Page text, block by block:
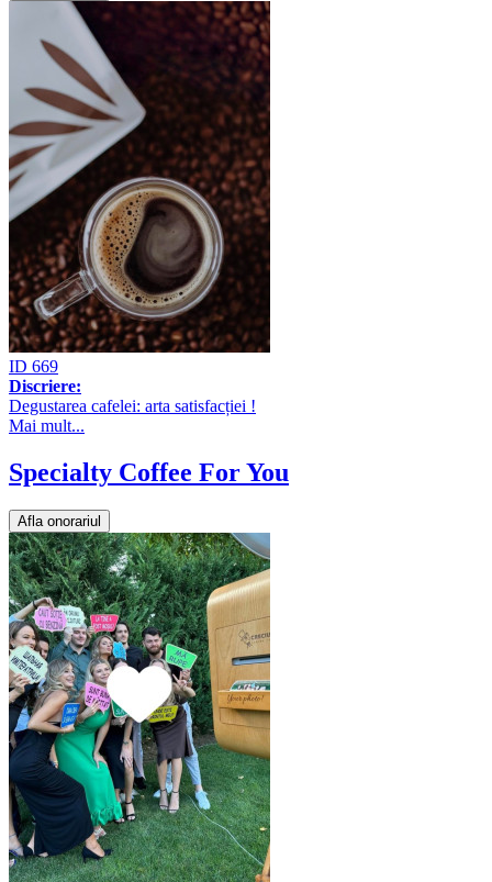
ID 669
Discriere:
Degustarea cafelei: arta satisfacției !
Mai mult...
Specialty Coffee For You
Afla onorariul